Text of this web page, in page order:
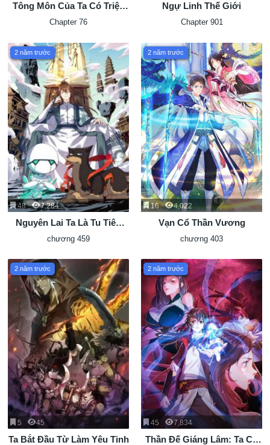
Tông Môn Của Ta Có Triệu
Điểm Mạnh
Chapter 76
Ngự Linh Thế Giới
Chapter 901
2 năm trước
48 7,284
Nguyên Lai Ta Là Tu Tiên
Đại Lão
chương 459
2 năm trước
16 4,022
Vạn Cổ Thần Vương
chương 403
2 năm trước
5 45
Ta Bắt Đầu Từ Làm Yêu Tinh
2 năm trước
45 7,834
Thần Đế Giáng Lâm: Ta Có